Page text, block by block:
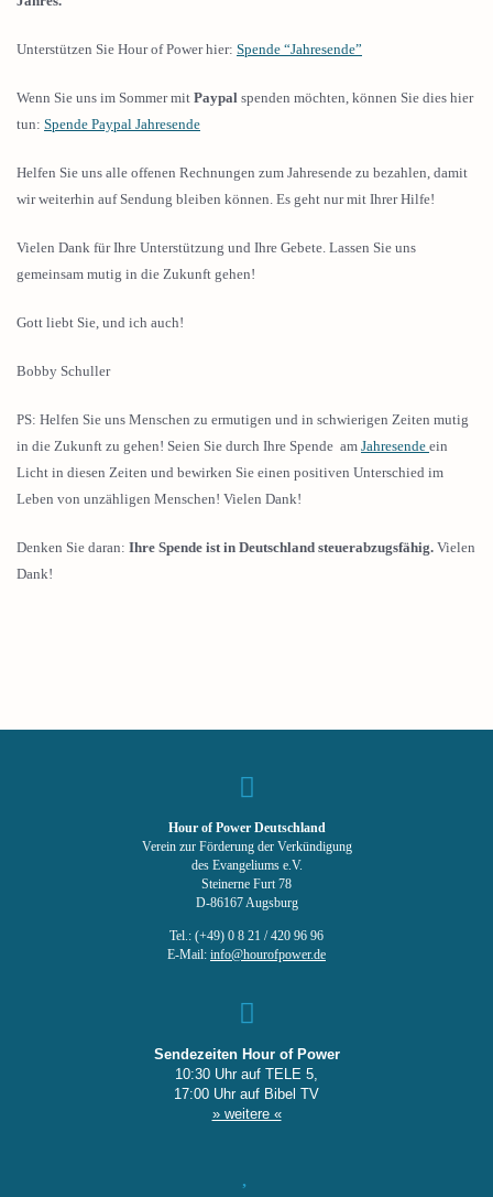
Unterstützen Sie Hour of Power hier: Spende “Jahresende”
Wenn Sie uns im Sommer mit Paypal spenden möchten, können Sie dies hier
tun: Spende Paypal Jahresende
Helfen Sie uns alle offenen Rechnungen zum Jahresende zu bezahlen, damit
wir weiterhin auf Sendung bleiben können. Es geht nur mit Ihrer Hilfe!
Vielen Dank für Ihre Unterstützung und Ihre Gebete. Lassen Sie uns
gemeinsam mutig in die Zukunft gehen!
Gott liebt Sie, und ich auch!
Bobby Schuller
PS: Helfen Sie uns Menschen zu ermutigen und in schwierigen Zeiten mutig
in die Zukunft zu gehen! Seien Sie durch Ihre Spende am Jahresende ein
Licht in diesen Zeiten und bewirken Sie einen positiven Unterschied im
Leben von unzähligen Menschen! Vielen Dank!
Denken Sie daran: Ihre Spende ist in Deutschland steuerabzugsfähig. Vielen
Dank!
Hour of Power Deutschland
Verein zur Förderung der Verkündigung
des Evangeliums e.V.
Steinerne Furt 78
D-86167 Augsburg
Tel.: (+49) 0 8 21 / 420 96 96
E-Mail: info@hourofpower.de
Sendezeiten Hour of Power
10:30 Uhr auf TELE 5,
17:00 Uhr auf Bibel TV
» weitere «